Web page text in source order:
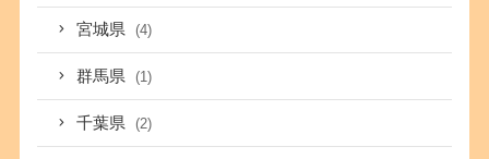
宮城県 (4)
群馬県 (1)
千葉県 (2)